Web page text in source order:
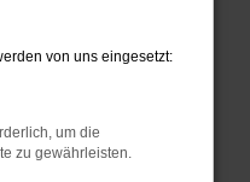
helfen können:
von uns eingesetzt:
um die
zu gewährleisten.